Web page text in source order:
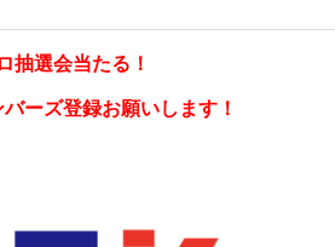
抽選会当たる！
ーズ登録お願いします！